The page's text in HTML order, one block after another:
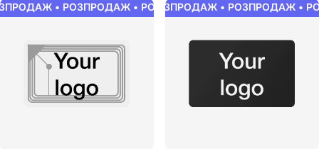
• РОЗПРОДАЖ • РОЗПРОДАЖ • РОЗПРОДАЖ •
РОЗПРОДАЖ • РОЗПРОДАЖ • РОЗПРОДАЖ •